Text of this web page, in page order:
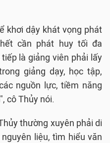
khơi dậy khát vọng phát
cần phát huy tối đa
là giảng viên phải lấy
giảng dạy, học tập,
nguồn lực, tiềm năng
cô Thủy nói.
thường xuyên phải di
liệu, tìm hiểu văn